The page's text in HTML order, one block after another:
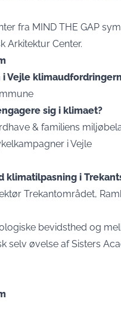
fra MIND THE GAP
Arkitektur Center.
Vejle
sig i klimaet?
& familiens
i Vejle
klimatilpasning i
Trekantområdet,
bevidsthed og
selv øvelse af Sisters